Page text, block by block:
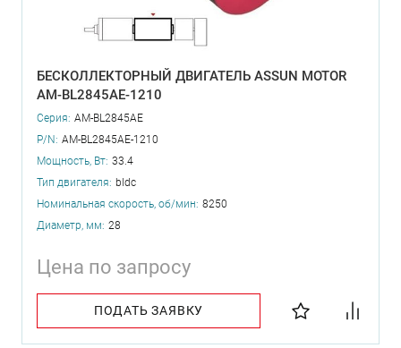
БЕСКОЛЛЕКТОРНЫЙ ДВИГАТЕЛЬ ASSUN MOTOR
AM-BL2845AE-1210
Серия: AM-BL2845AE
P/N: AM-BL2845AE-1210
Мощность, Вт: 33.4
Тип двигателя: bldc
Номинальная скорость, об/мин: 8250
Диаметр, мм: 28
Цена по запросу
ПОДАТЬ ЗАЯВКУ